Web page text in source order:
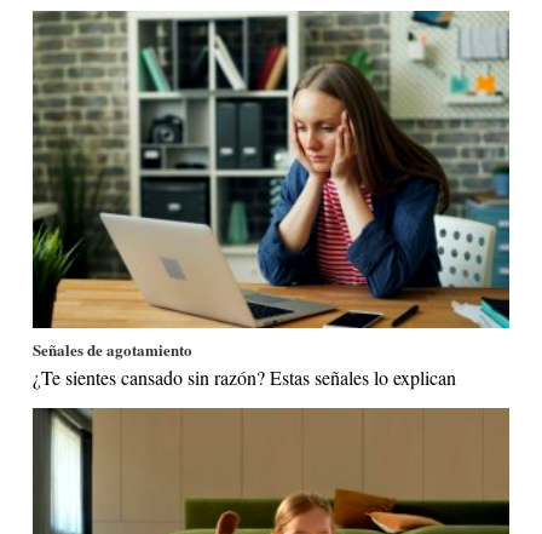
Señales de agotamiento
¿Te sientes cansado sin razón? Estas señales lo explican